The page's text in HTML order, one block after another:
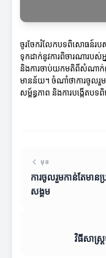
ចូរចែករំលែកបទពិសោធន៍របស់
ទុកដាក់នូវការពិចារណារបស់អ្
និងការចាប់យកមតិពីសំណាក់ពួក
មានន័យ។ ចំណាំថាការចូលរួម
សម្ព័ន្ធភាព និងការបង្កើតប
មុន
ការចូលរួមកាន់តែមាន
សង្គម
វិធីសាស្ត្